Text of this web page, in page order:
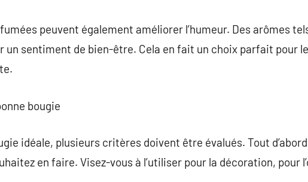
peuvent également améliorer l’humeur. Des arômes
sentiment de bien-être. Cela en fait un choix parfait pour
bougie
idéale, plusieurs critères doivent être évalués. Tout
en faire. Visez-vous à l’utiliser pour la décoration, pour